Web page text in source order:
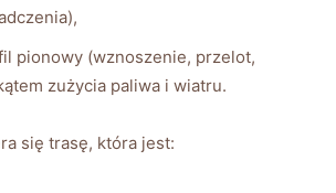
pionowy (wznoszenie, przelot,
zużycia paliwa i wiatru.
się trasę, która jest: